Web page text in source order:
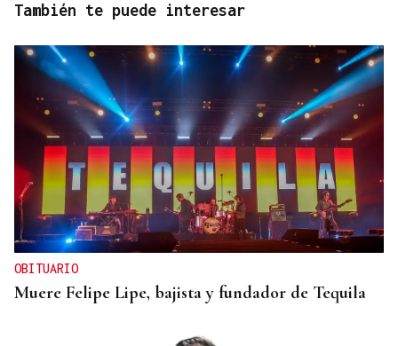
También te puede interesar
OBITUARIO
Muere Felipe Lipe, bajista y fundador de Tequila